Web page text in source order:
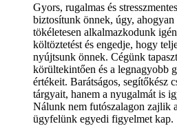
Gyors, rugalmas és
biztosítunk önnek, úgy, ahogyan
tökéletesen alkalmazkodunk
költöztetést és engedje, hogy
nyújtsunk önnek. Cégünk
körültekintően és a legnagyobb
értékeit. Barátságos, segítőkész
tárgyait, hanem a nyugalmát is
Nálunk nem futószalagon zajlik
ügyfelünk egyedi figyelmet kap.